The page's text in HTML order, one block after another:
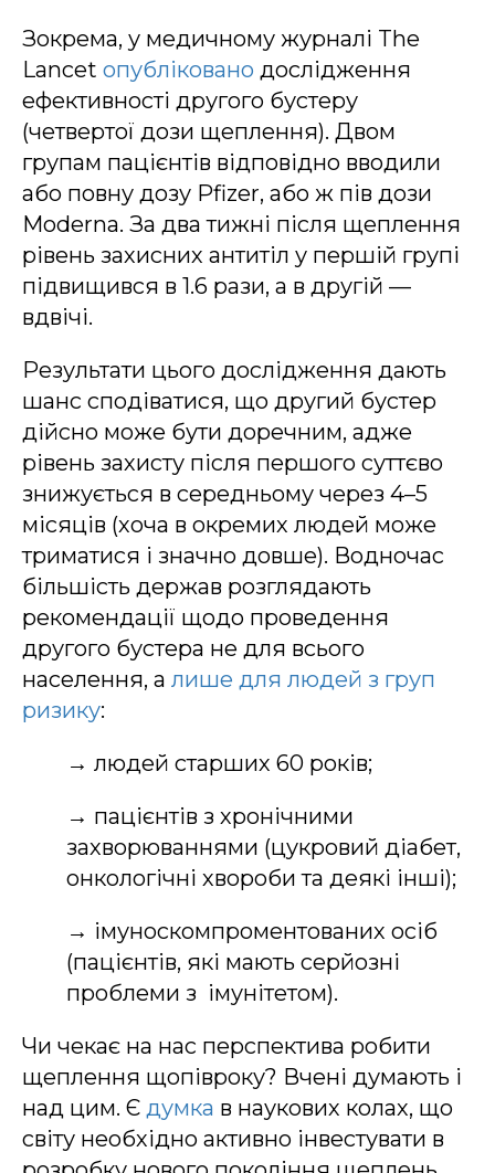
Зокрема, у медичному журналі The
Lancet опубліковано дослідження
ефективності другого бустеру
(четвертої дози щеплення). Двом
групам пацієнтів відповідно вводили
або повну дозу Pfizer, або ж пів дози
Moderna. За два тижні після щеплення
рівень захисних антитіл у першій групі
підвищився в 1.6 рази, а в другій —
вдвічі.
Результати цього дослідження дають
шанс сподіватися, що другий бустер
дійсно може бути доречним, адже
рівень захисту після першого суттєво
знижується в середньому через 4–5
місяців (хоча в окремих людей може
триматися і значно довше). Водночас
більшість держав розглядають
рекомендації щодо проведення
другого бустера не для всього
населення, а лише для людей з груп
ризику:
→ людей старших 60 років;
→ пацієнтів з хронічними
захворюваннями (цукровий діабет,
онкологічні хвороби та деякі інші);
→ імуноскомпроментованих осіб
(пацієнтів, які мають серйозні
проблеми з імунітетом).
Чи чекає на нас перспектива робити
щеплення щопівроку? Вчені думають і
над цим. Є думка в наукових колах, що
світу необхідно активно інвестувати в